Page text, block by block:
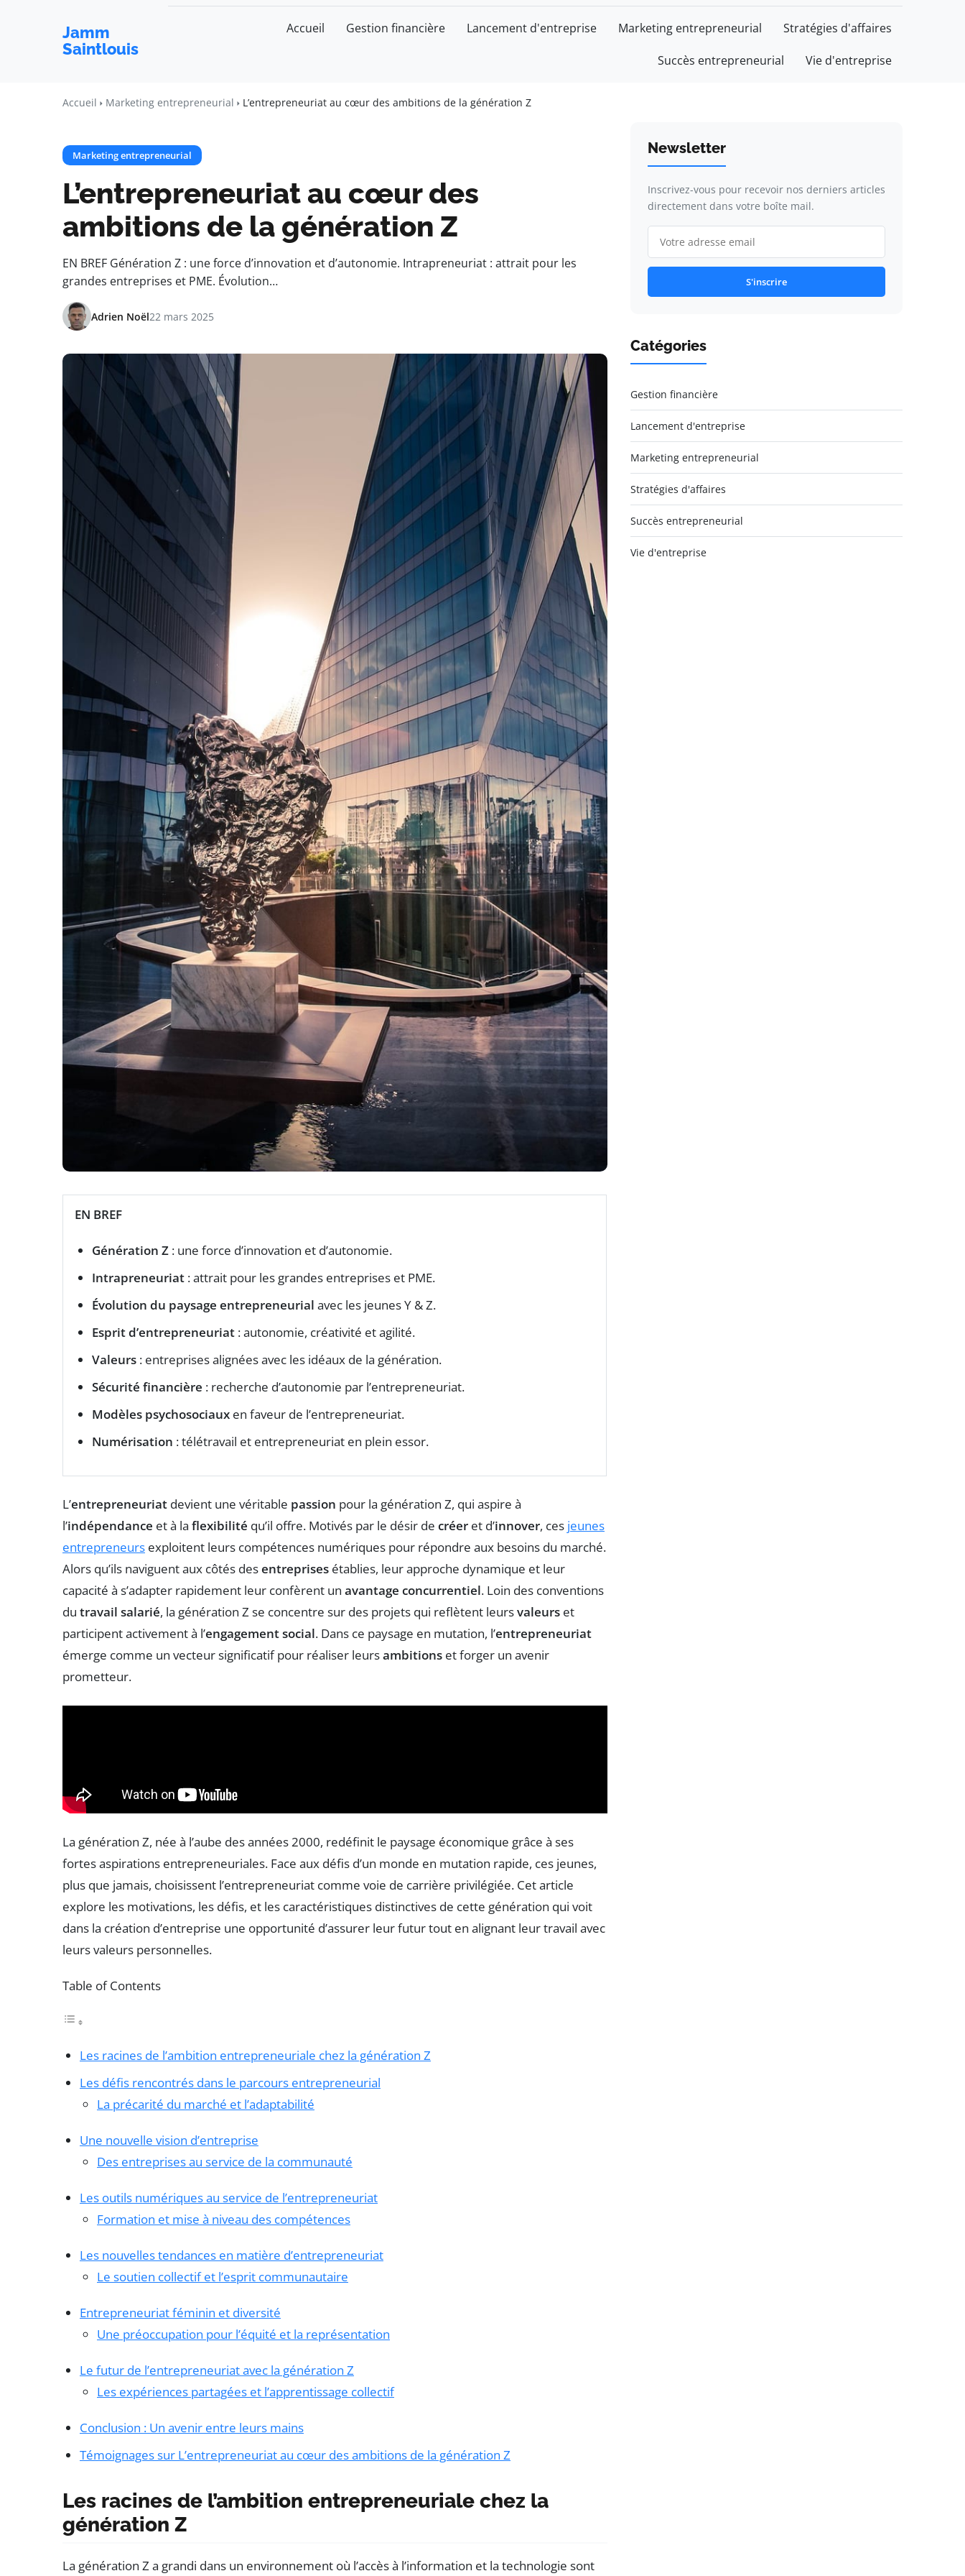
Jamm
Saintlouis
Accueil Gestion financière Lancement d'entreprise Marketing entrepreneurial Stratégies d'affaires
Succès entrepreneurial Vie d'entreprise
Accueil Marketing entrepreneurial L’entrepreneuriat au cœur des ambitions de la génération Z
Marketing entrepreneurial
L’entrepreneuriat au cœur des
ambitions de la génération Z
EN BREF Génération Z : une force d’innovation et d’autonomie. Intrapreneuriat : attrait pour les
grandes entreprises et PME. Évolution…
Adrien Noël22 mars 2025
EN BREF
Génération Z : une force d’innovation et d’autonomie.
Intrapreneuriat : attrait pour les grandes entreprises et PME.
Évolution du paysage entrepreneurial avec les jeunes Y & Z.
Esprit d’entrepreneuriat : autonomie, créativité et agilité.
Valeurs : entreprises alignées avec les idéaux de la génération.
Sécurité financière : recherche d’autonomie par l’entrepreneuriat.
Modèles psychosociaux en faveur de l’entrepreneuriat.
Numérisation : télétravail et entrepreneuriat en plein essor.
L’entrepreneuriat devient une véritable passion pour la génération Z, qui aspire à
l’indépendance et à la flexibilité qu’il offre. Motivés par le désir de créer et d’innover, ces jeunes
entrepreneurs exploitent leurs compétences numériques pour répondre aux besoins du marché.
Alors qu’ils naviguent aux côtés desentreprises établies, leur approche dynamique et leur
capacité à s’adapter rapidement leur confèrent un avantage concurrentiel. Loin des conventions
du travail salarié, la génération Z se concentre sur des projets qui reflètent leursvaleurs et
participent activement à l’engagement social. Dans ce paysage en mutation, l’entrepreneuriat
émerge comme un vecteur significatif pour réaliser leursambitions et forger un avenir
prometteur.
La génération Z, née à l’aube des années 2000, redéfinit le paysage économique grâce à ses
fortes aspirations entrepreneuriales. Face aux défis d’un monde en mutation rapide, ces jeunes,
plus que jamais, choisissent l’entrepreneuriat comme voie de carrière privilégiée. Cet article
explore les motivations, les défis, et les caractéristiques distinctives de cette génération qui voit
dans la création d’entreprise une opportunité d’assurer leur futur tout en alignant leur travail avec
leurs valeurs personnelles.
Table of Contents
Les racines de l’ambition entrepreneuriale chez la génération Z
Les défis rencontrés dans le parcours entrepreneurial
La précarité du marché et l’adaptabilité
Une nouvelle vision d’entreprise
Des entreprises au service de la communauté
Les outils numériques au service de l’entrepreneuriat
Formation et mise à niveau des compétences
Les nouvelles tendances en matière d’entrepreneuriat
Le soutien collectif et l’esprit communautaire
Entrepreneuriat féminin et diversité
Une préoccupation pour l’équité et la représentation
Le futur de l’entrepreneuriat avec la génération Z
Les expériences partagées et l’apprentissage collectif
Conclusion : Un avenir entre leurs mains
Témoignages sur L’entrepreneuriat au cœur des ambitions de la génération Z
Les racines de l’ambition entrepreneuriale chez la
génération Z
La génération Z a grandi dans un environnement où l’accès à l’information et la technologie sont
Newsletter
Inscrivez-vous pour recevoir nos derniers articles
directement dans votre boîte mail.
S'inscrire
Catégories
Gestion financière
Lancement d'entreprise
Marketing entrepreneurial
Stratégies d'affaires
Succès entrepreneurial
Vie d'entreprise